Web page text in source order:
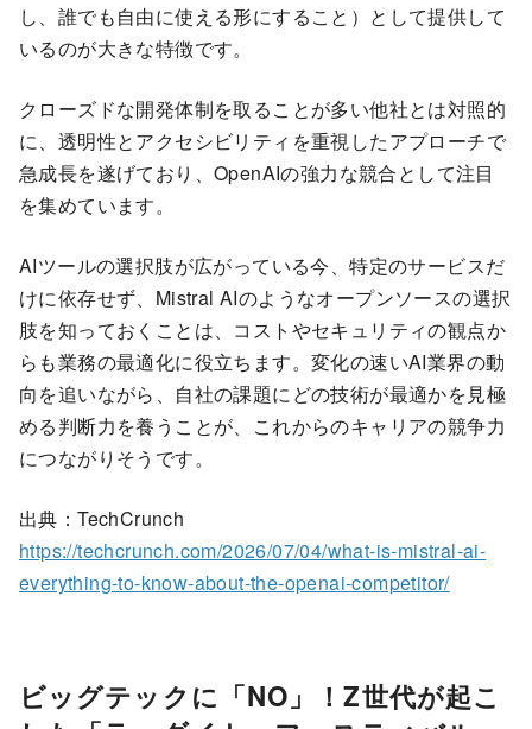
し、誰でも自由に使える形にすること）として提供して
いるのが大きな特徴です。
クローズドな開発体制を取ることが多い他社とは対照的
に、透明性とアクセシビリティを重視したアプローチで
急成長を遂げており、OpenAIの強力な競合として注目
を集めています。
AIツールの選択肢が広がっている今、特定のサービスだ
けに依存せず、Mistral AIのようなオープンソースの選択
肢を知っておくことは、コストやセキュリティの観点か
らも業務の最適化に役立ちます。変化の速いAI業界の動
向を追いながら、自社の課題にどの技術が最適かを見極
める判断力を養うことが、これからのキャリアの競争力
につながりそうです。
出典：TechCrunch
https://techcrunch.com/2026/07/04/what-is-mistral-ai-
everything-to-know-about-the-openai-competitor/
ビッグテックに「NO」！Z世代が起こ